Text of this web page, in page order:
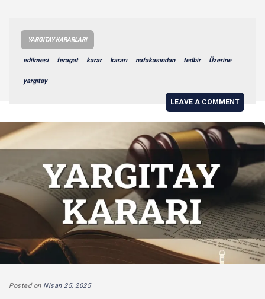
YARGITAY KARARLARI
edilmesi feragat karar kararı nafakasından tedbir Üzerine
yargıtay
LEAVE A COMMENT
Posted on Nisan 25, 2025